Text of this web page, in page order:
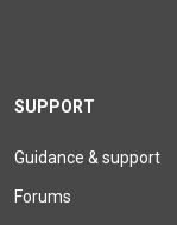
SUPPORT
Guidance & support
Forums